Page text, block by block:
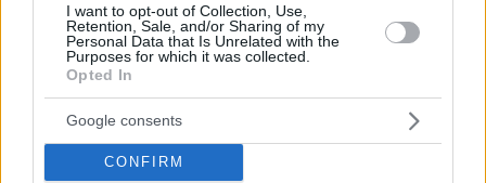
I want to opt-out of Collection, Use,
Retention, Sale, and/or Sharing of my
Personal Data that Is Unrelated with the
Purposes for which it was collected.
Opted In
Google consents
CONFIRM
σήμερα σκληρός επικριτής του, χαρακτήρισε
την πιθανή συμφωνία «καταστροφή από την
οπτική του Ισραήλ». Ο Γιαΐρ Λαπίντ, ηγέτης της
κεντρώας αντιπολίτευσης, είπε ότι ελπίζει οι
πληροφορίες να μην είναι αληθινές. Αν είναι,
πρόσθεσε, πρόκειται για μία από τις πιο